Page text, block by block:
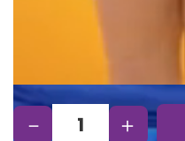
＋
－